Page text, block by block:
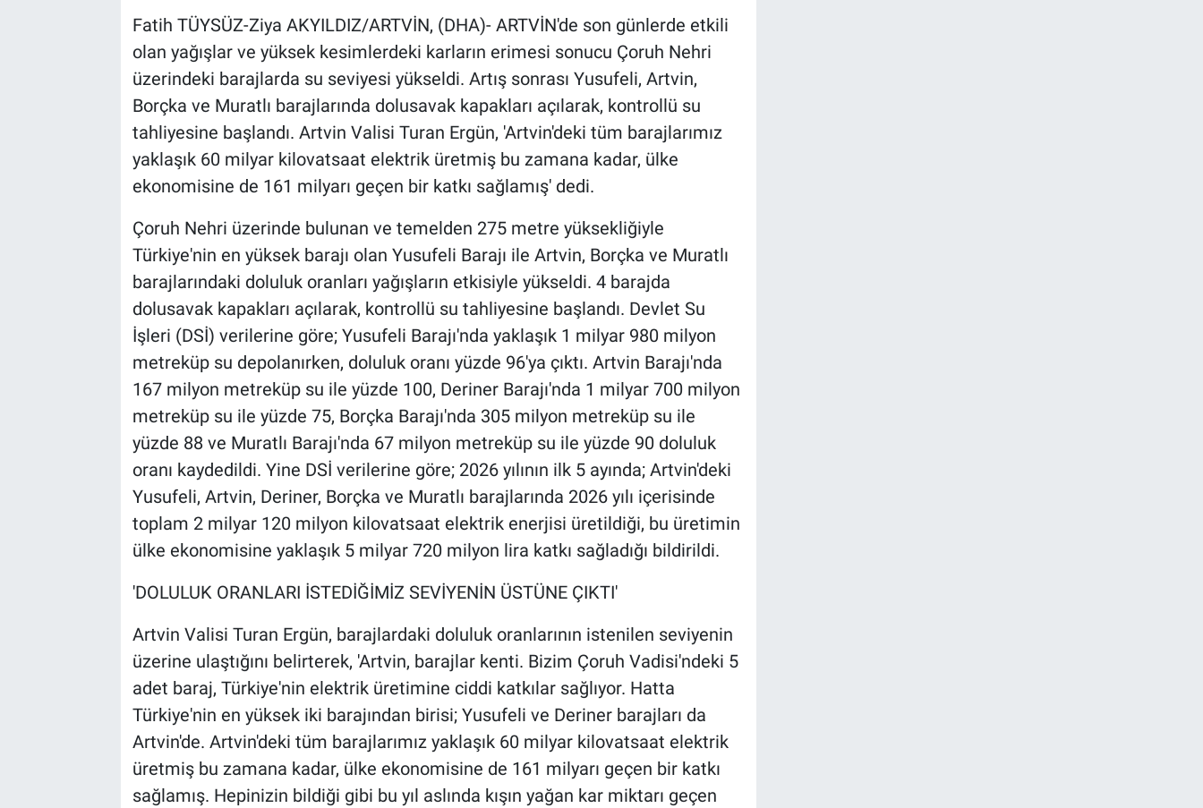
Fatih TÜYSÜZ-Ziya AKYILDIZ/ARTVİN, (DHA)- ARTVİN'de son günlerde etkili
olan yağışlar ve yüksek kesimlerdeki karların erimesi sonucu Çoruh Nehri
üzerindeki barajlarda su seviyesi yükseldi. Artış sonrası Yusufeli, Artvin,
Borçka ve Muratlı barajlarında dolusavak kapakları açılarak, kontrollü su
tahliyesine başlandı. Artvin Valisi Turan Ergün, 'Artvin'deki tüm barajlarımız
yaklaşık 60 milyar kilovatsaat elektrik üretmiş bu zamana kadar, ülke
ekonomisine de 161 milyarı geçen bir katkı sağlamış' dedi.
Çoruh Nehri üzerinde bulunan ve temelden 275 metre yüksekliğiyle
Türkiye'nin en yüksek barajı olan Yusufeli Barajı ile Artvin, Borçka ve Muratlı
barajlarındaki doluluk oranları yağışların etkisiyle yükseldi. 4 barajda
dolusavak kapakları açılarak, kontrollü su tahliyesine başlandı. Devlet Su
İşleri (DSİ) verilerine göre; Yusufeli Barajı'nda yaklaşık 1 milyar 980 milyon
metreküp su depolanırken, doluluk oranı yüzde 96'ya çıktı. Artvin Barajı'nda
167 milyon metreküp su ile yüzde 100, Deriner Barajı'nda 1 milyar 700 milyon
metreküp su ile yüzde 75, Borçka Barajı'nda 305 milyon metreküp su ile
yüzde 88 ve Muratlı Barajı'nda 67 milyon metreküp su ile yüzde 90 doluluk
oranı kaydedildi. Yine DSİ verilerine göre; 2026 yılının ilk 5 ayında; Artvin'deki
Yusufeli, Artvin, Deriner, Borçka ve Muratlı barajlarında 2026 yılı içerisinde
toplam 2 milyar 120 milyon kilovatsaat elektrik enerjisi üretildiği, bu üretimin
ülke ekonomisine yaklaşık 5 milyar 720 milyon lira katkı sağladığı bildirildi.
'DOLULUK ORANLARI İSTEDİĞİMİZ SEVİYENİN ÜSTÜNE ÇIKTI'
Artvin Valisi Turan Ergün, barajlardaki doluluk oranlarının istenilen seviyenin
üzerine ulaştığını belirterek, 'Artvin, barajlar kenti. Bizim Çoruh Vadisi'ndeki 5
adet baraj, Türkiye'nin elektrik üretimine ciddi katkılar sağlıyor. Hatta
Türkiye'nin en yüksek iki barajından birisi; Yusufeli ve Deriner barajları da
Artvin'de. Artvin'deki tüm barajlarımız yaklaşık 60 milyar kilovatsaat elektrik
üretmiş bu zamana kadar, ülke ekonomisine de 161 milyarı geçen bir katkı
sağlamış. Hepinizin bildiği gibi bu yıl aslında kışın yağan kar miktarı geçen